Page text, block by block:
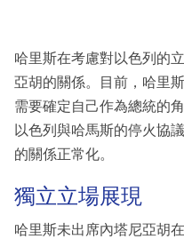
區
哈里斯在考慮對以色列的
亞胡的關係。目前，哈里
需要確定自己作為總統的
以色列與哈馬斯的停火協
的關係正常化。
獨立立場展現
哈里斯未出席內塔尼亞胡